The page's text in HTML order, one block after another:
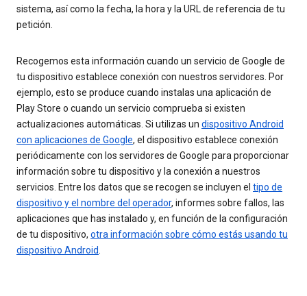
sistema, así como la fecha, la hora y la URL de referencia de tu
petición.
Recogemos esta información cuando un servicio de Google de
tu dispositivo establece conexión con nuestros servidores. Por
ejemplo, esto se produce cuando instalas una aplicación de
Play Store o cuando un servicio comprueba si existen
actualizaciones automáticas. Si utilizas un dispositivo Android
con aplicaciones de Google, el dispositivo establece conexión
periódicamente con los servidores de Google para proporcionar
información sobre tu dispositivo y la conexión a nuestros
servicios. Entre los datos que se recogen se incluyen el tipo de
dispositivo y el nombre del operador, informes sobre fallos, las
aplicaciones que has instalado y, en función de la configuración
de tu dispositivo, otra información sobre cómo estás usando tu
dispositivo Android.